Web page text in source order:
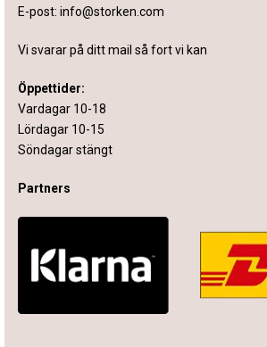
E-post: info@storken.com
Vi svarar på ditt mail så fort vi kan
Öppettider:
Vardagar 10-18
Lördagar 10-15
Söndagar stängt
Partners